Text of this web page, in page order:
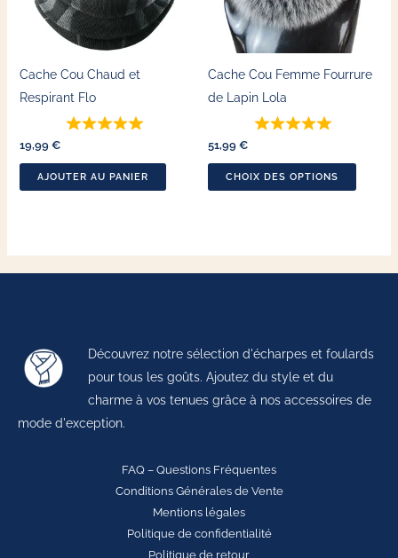
Cache Cou Chaud et
Respirant Flo
19,99 €
AJOUTER AU PANIER
Cache Cou Femme Fourrure
de Lapin Lola
51,99 €
CHOIX DES OPTIONS
Les
options
être
page
du
Découvrez notre sélection d'écharpes et foulards
pour tous les goûts. Ajoutez du style et du
charme à vos tenues grâce à nos accessoires de
mode d'exception.
FAQ – Questions Fréquentes
Conditions Générales de Vente
Mentions légales
Politique de confidentialité
Politique de retour